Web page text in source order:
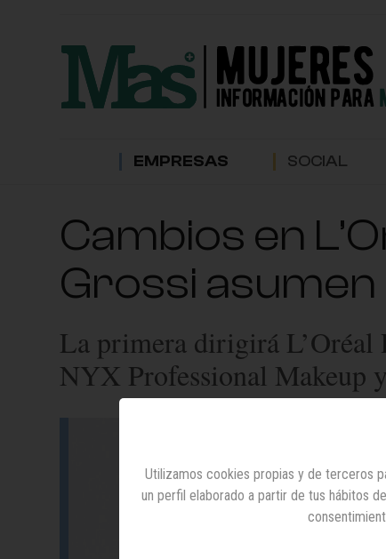
EMPRESAS SOCIAL
Cambios en
Grossi
La primera dirigirá L’Oréal
NYX Professional Makeup
Utilizamos cookies propias y de terceros
un perfil elaborado a partir de tus hábitos